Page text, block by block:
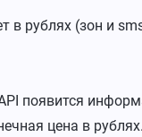
в рублях (зон и
появится
цена в рублях.